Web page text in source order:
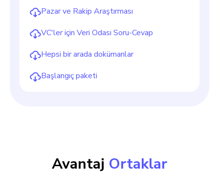
Pazar ve Rakip Araştırması
VC'ler için Veri Odası Soru-Cevap
Hepsi bir arada dokümanlar
Başlangıç paketi
Avantaj Ortaklar